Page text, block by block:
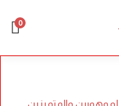
0
والمتميزين